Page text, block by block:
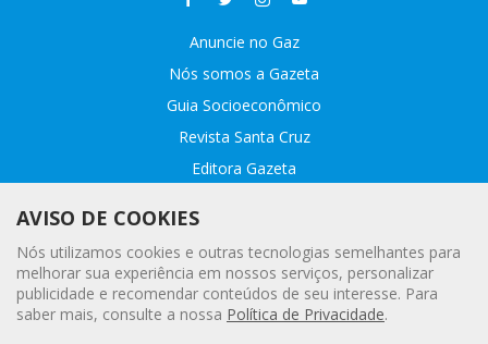
Anuncie no Gaz
Nós somos a Gazeta
Guia Socioeconômico
Revista Santa Cruz
Editora Gazeta
Fale conosco
Webmail
Assinatura Premiada
AVISO DE COOKIES
Nós utilizamos cookies e outras tecnologias semelhantes para
melhorar sua experiência em nossos serviços, personalizar
publicidade e recomendar conteúdos de seu interesse. Para
saber mais, consulte a nossa Política de Privacidade.